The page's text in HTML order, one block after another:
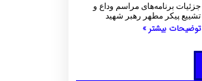
جزئیات برنامه‌های مراسم وداع و
تشییع پیکر مطهر رهبر شهید
توضیحات بیشتر »